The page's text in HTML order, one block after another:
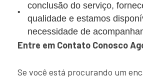
conclusão do serviço,
qualidade e estamos
necessidade de
Entre em Contato Conosco
Se você está procurando um